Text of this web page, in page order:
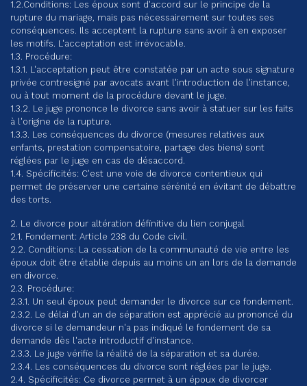
1.2.Conditions: Les époux sont d'accord sur le principe de la
rupture du mariage, mais pas nécessairement sur toutes ses
conséquences. Ils acceptent la rupture sans avoir à en exposer
les motifs. L'acceptation est irrévocable.
1.3. Procédure:
1.3.1. L'acceptation peut être constatée par un acte sous signature
privée contresigné par avocats avant l'introduction de l'instance,
ou à tout moment de la procédure devant le juge.
1.3.2. Le juge prononce le divorce sans avoir à statuer sur les faits
à l'origine de la rupture.
1.3.3. Les conséquences du divorce (mesures relatives aux
enfants, prestation compensatoire, partage des biens) sont
réglées par le juge en cas de désaccord.
1.4. Spécificités: C'est une voie de divorce contentieux qui
permet de préserver une certaine sérénité en évitant de débattre
des torts.
2. Le divorce pour altération définitive du lien conjugal
2.1. Fondement: Article 238 du Code civil.
2.2. Conditions: La cessation de la communauté de vie entre les
époux doit être établie depuis au moins un an lors de la demande
en divorce.
2.3. Procédure:
2.3.1. Un seul époux peut demander le divorce sur ce fondement.
2.3.2. Le délai d'un an de séparation est apprécié au prononcé du
divorce si le demandeur n'a pas indiqué le fondement de sa
demande dès l'acte introductif d'instance.
2.3.3. Le juge vérifie la réalité de la séparation et sa durée.
2.3.4. Les conséquences du divorce sont réglées par le juge.
2.4. Spécificités: Ce divorce permet à un époux de divorcer